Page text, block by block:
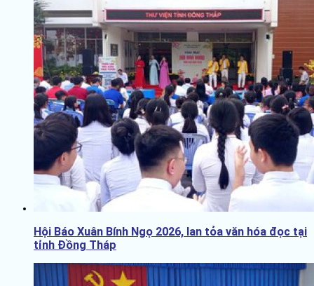
Hội Báo Xuân Bính Ngọ 2026, lan tỏa văn hóa đọc tại
tỉnh Đồng Tháp